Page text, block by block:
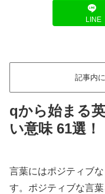
LINE
記事内
qから始まる
い意味 61選！
言葉にはポジティブ
す。ポジティブな言